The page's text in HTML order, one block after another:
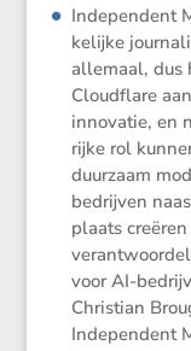
Indepen­dent
ke­lijke
allemaal, dus
Cloud­flare
innovatie, en
rijke rol
duurzaam
bedrijven
plaats
voor AI-
Chris­tian
Indepen­dent